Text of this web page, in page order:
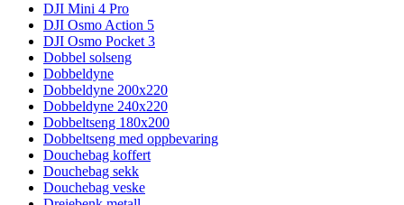
DJI Mini 4 Pro
DJI Osmo Action 5
DJI Osmo Pocket 3
Dobbel solseng
Dobbeldyne
Dobbeldyne 200x220
Dobbeldyne 240x220
Dobbeltseng 180x200
Dobbeltseng med oppbevaring
Douchebag koffert
Douchebag sekk
Douchebag veske